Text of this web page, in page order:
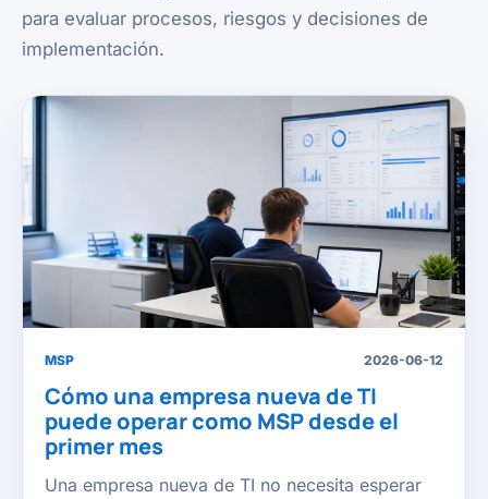
para evaluar procesos, riesgos y decisiones de
implementación.
MSP 2026-06-12
Cómo una empresa nueva de TI
puede operar como MSP desde el
primer mes
Una empresa nueva de TI no necesita esperar